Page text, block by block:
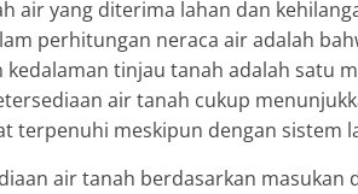
air yang diterima lahan dan
perhitungan neraca air adalah
tinjau tanah adalah satu
air tanah cukup
terpenuhi meskipun dengan sistem
air tanah berdasarkan masukan